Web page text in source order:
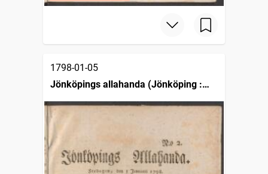
1798-01-05
Jönköpings allahanda (Jönköping :